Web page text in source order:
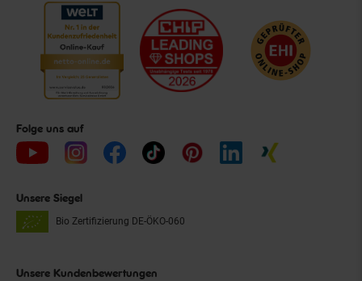
Folge uns auf
Unsere Siegel
Bio Zertifizierung DE-ÖKO-060
Unsere Kundenbewertungen